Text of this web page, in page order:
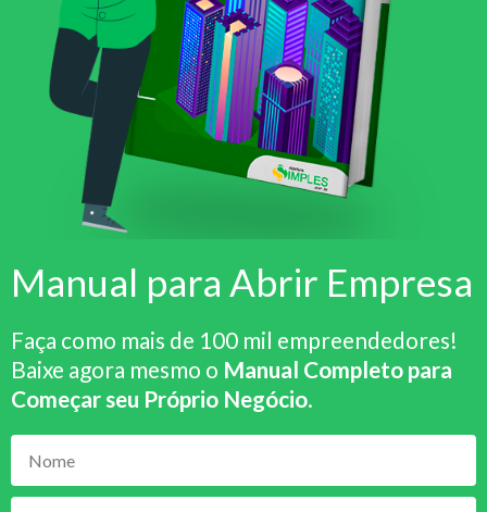
Manual para Abrir Empresa
Faça como mais de 100 mil empreendedores!
Baixe agora mesmo o Manual Completo para
Começar seu Próprio Negócio.